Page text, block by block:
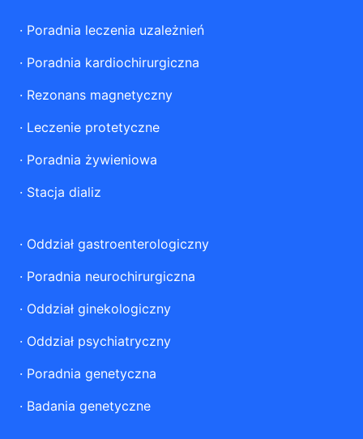
· Poradnia leczenia uzależnień
· Poradnia kardiochirurgiczna
· Rezonans magnetyczny
· Leczenie protetyczne
· Poradnia żywieniowa
· Stacja dializ
· Oddział gastroenterologiczny
· Poradnia neurochirurgiczna
· Oddział ginekologiczny
· Oddział psychiatryczny
· Poradnia genetyczna
· Badania genetyczne